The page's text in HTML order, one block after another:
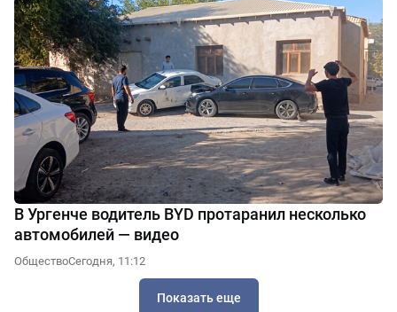
В Ургенче водитель BYD протаранил несколько
автомобилей — видео
ОбществоСегодня, 11:12
Показать еще